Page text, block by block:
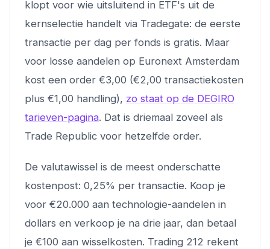
klopt voor wie uitsluitend in ETF's uit de
kernselectie handelt via Tradegate: de eerste
transactie per dag per fonds is gratis. Maar
voor losse aandelen op Euronext Amsterdam
kost een order €3,00 (€2,00 transactiekosten
plus €1,00 handling), zo staat op de DEGIRO
tarieven-pagina. Dat is driemaal zoveel als
Trade Republic voor hetzelfde order.
De valutawissel is de meest onderschatte
kostenpost: 0,25% per transactie. Koop je
voor €20.000 aan technologie-aandelen in
dollars en verkoop je na drie jaar, dan betaal
je €100 aan wisselkosten. Trading 212 rekent